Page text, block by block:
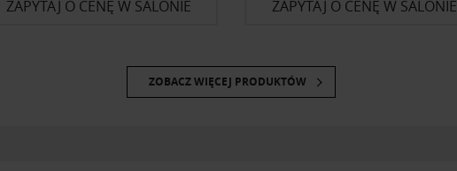
ZAPYTAJ O CENĘ W SALONIE
ZAPYTAJ O CENĘ W SALONIE
ZOBACZ WIĘCEJ PRODUKTÓW